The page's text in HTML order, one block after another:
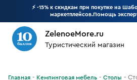
⚡ -15% к скидкам при покупке на
маркетплейсов.Помощь
ZelenoeMore.ru
Туристический магазин
Главная Кемпинговая мебель Столы